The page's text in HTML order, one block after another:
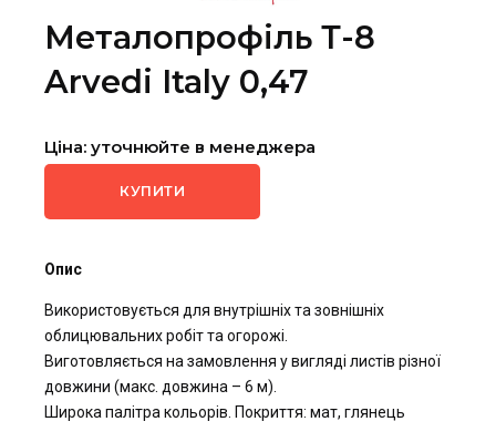
Металопрофіль Т-8
Arvedi Italy 0,47
Ціна: уточнюйте в менеджера
КУПИТИ
Опис
Використовується для внутрішніх та зовнішніх
облицювальних робіт та огорожі.
Виготовляється на замовлення у вигляді листів різної
довжини (макс. довжина – 6 м).
Широка палітра кольорів. Покриття: мат, глянець